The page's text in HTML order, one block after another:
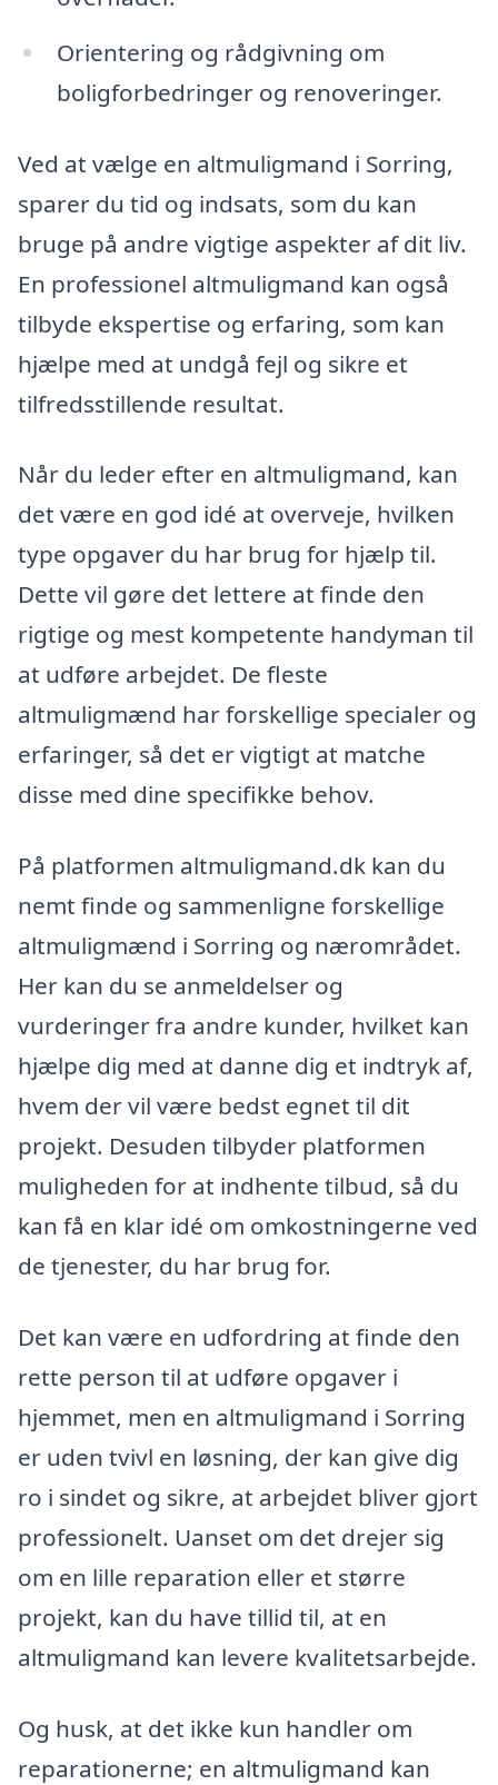
Orientering og rådgivning om
boligforbedringer og renoveringer.
Ved at vælge en altmuligmand i Sorring,
sparer du tid og indsats, som du kan
bruge på andre vigtige aspekter af dit liv.
En professionel altmuligmand kan også
tilbyde ekspertise og erfaring, som kan
hjælpe med at undgå fejl og sikre et
tilfredsstillende resultat.
Når du leder efter en altmuligmand, kan
det være en god idé at overveje, hvilken
type opgaver du har brug for hjælp til.
Dette vil gøre det lettere at finde den
rigtige og mest kompetente handyman til
at udføre arbejdet. De fleste
altmuligmænd har forskellige specialer og
erfaringer, så det er vigtigt at matche
disse med dine specifikke behov.
På platformen altmuligmand.dk kan du
nemt finde og sammenligne forskellige
altmuligmænd i Sorring og nærområdet.
Her kan du se anmeldelser og
vurderinger fra andre kunder, hvilket kan
hjælpe dig med at danne dig et indtryk af,
hvem der vil være bedst egnet til dit
projekt. Desuden tilbyder platformen
muligheden for at indhente tilbud, så du
kan få en klar idé om omkostningerne ved
de tjenester, du har brug for.
Det kan være en udfordring at finde den
rette person til at udføre opgaver i
hjemmet, men en altmuligmand i Sorring
er uden tvivl en løsning, der kan give dig
ro i sindet og sikre, at arbejdet bliver gjort
professionelt. Uanset om det drejer sig
om en lille reparation eller et større
projekt, kan du have tillid til, at en
altmuligmand kan levere kvalitetsarbejde.
Og husk, at det ikke kun handler om
reparationerne; en altmuligmand kan